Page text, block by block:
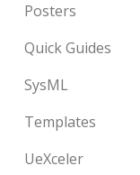
Posters
Quick Guides
SysML
Templates
UeXceler